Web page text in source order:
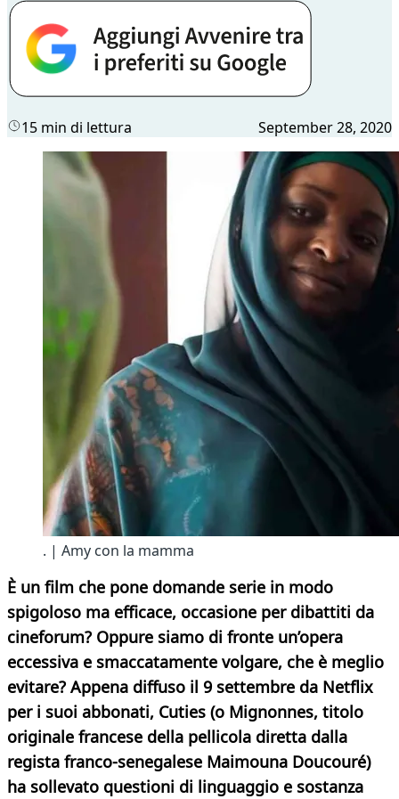
15 min di lettura September 28, 2020
. | Amy con la mamma
È un film che pone domande serie in modo
spigoloso ma efficace, occasione per dibattiti da
cineforum? Oppure siamo di fronte un’opera
eccessiva e smaccatamente volgare, che è meglio
evitare? Appena diffuso il 9 settembre da Netflix
per i suoi abbonati, Cuties (o Mignonnes, titolo
originale francese della pellicola diretta dalla
regista franco-senegalese Maimouna Doucouré)
ha sollevato questioni di linguaggio e sostanza